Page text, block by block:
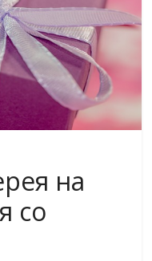
на
со